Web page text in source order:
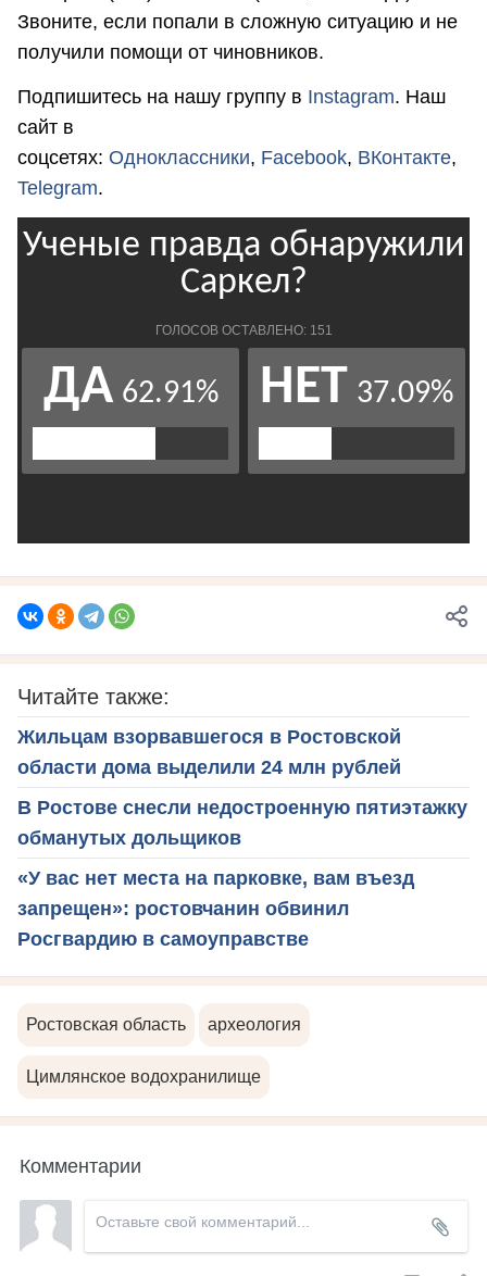
Звоните, если попали в сложную ситуацию и не
получили помощи от чиновников.
Подпишитесь на нашу группу в Instagram. Наш
сайт в
соцсетях: Одноклассники, Facebook, ВКонтакте,
Telegram.
Читайте также:
Жильцам взорвавшегося в Ростовской
области дома выделили 24 млн рублей
В Ростове снесли недостроенную пятиэтажку
обманутых дольщиков
«У вас нет места на парковке, вам въезд
запрещен»: ростовчанин обвинил
Росгвардию в самоуправстве
Ростовская область археология
Цимлянское водохранилище
Комментарии